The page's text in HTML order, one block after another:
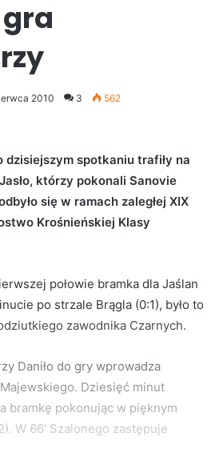
2010 3 562
dzisiejszym spotkaniu trafiły na
którzy pokonali Sanovie
się w ramach zaległej XIX
Krośnieńskiej Klasy
połowie bramka dla Jaślan
po strzale Brągla (0:1), było to
zawodnika Czarnych.
Daniło do gry wprowadza
Dziesięć minut
bramkę pokonując w pięknym
W 66′ Szalonego zastępuje